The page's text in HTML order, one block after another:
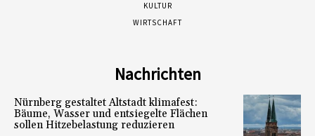
KULTUR
WIRTSCHAFT
Nachrichten
Nürnberg gestaltet Altstadt klimafest:
Bäume, Wasser und entsiegelte Flächen
sollen Hitzebelastung reduzieren